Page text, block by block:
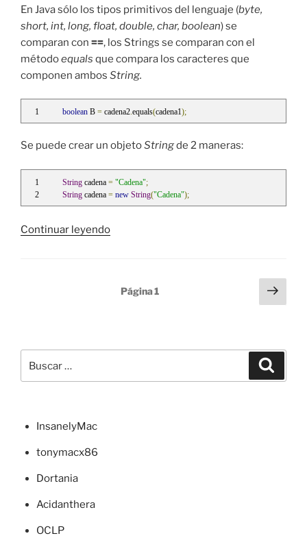
En Java sólo los tipos primitivos del lenguaje (byte,
short, int, long, float, double, char, boolean) se
comparan con ==, los Strings se comparan con el
métodoequals que compara los caracteres que
componen ambos String.
boolean B = cadena2.equals(cadena1);
Se puede crear un objetoStringde 2 maneras:
String cadena = "Cadena";
String cadena = new String("Cadena");
Continuar leyendo«Uso
enPágina1
por:
InsanelyMac
tonymacx86
Dortania
Acidanthera
OCLP